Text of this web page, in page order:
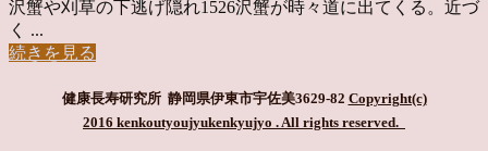
沢蟹や刈草の下逃げ隠れ1526沢蟹が時々道に出てくる。近づ
く ...
続きを見る
健康長寿研究所 静岡県伊東市宇佐美3629-82 Copyright(c)
2016 kenkoutyoujyukenkyujyo . All rights reserved.